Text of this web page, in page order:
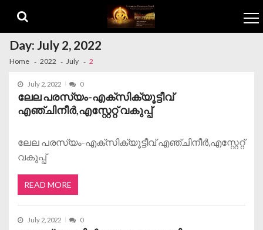
Day:July 2, 2022
Home 2022 July 2
July 2, 2022 0
ലേല പരസ്യം-എക്‌സിക്യൂട്ടീവ്
എഞ്ചിനീർ,എസ്റ്റേറ്റ് വകുപ്പ്
ലേല പരസ്യം-എക്‌സിക്യൂട്ടീവ് എഞ്ചിനീർ,എസ്റ്റേറ്റ്
വകുപ്പ്
READ MORE
July 2, 2022 0